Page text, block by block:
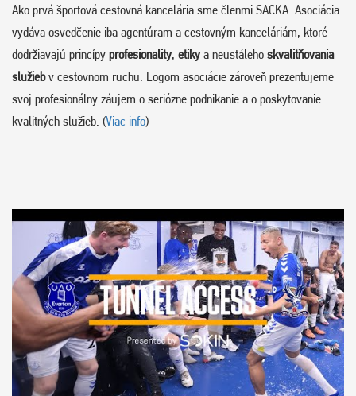
Ako prvá športová cestovná kancelária sme členmi SACKA. Asociácia
vydáva osvedčenie iba agentúram a cestovným kanceláriám, ktoré
dodržiavajú princípy profesionality, etikya neustáleho skvalitňovania
služiebv cestovnom ruchu. Logom asociácie zároveň prezentujeme
svoj profesionálny záujem o seriózne podnikanie a o poskytovanie
kvalitných služieb. (Viac info)